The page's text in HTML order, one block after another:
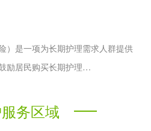
）是一项为长期护理需求人群提供
励居民购买长期护理…
务区域